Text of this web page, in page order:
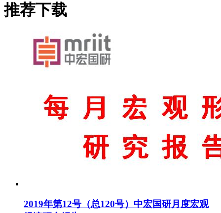
推荐下载
2019年第12号（总120号）中宏国研月度宏观